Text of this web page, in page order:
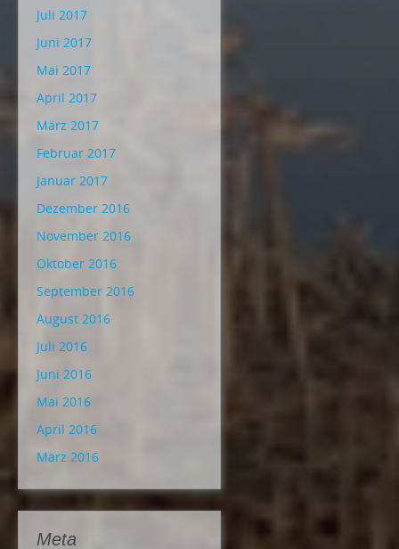
Juli 2017
Juni 2017
Mai 2017
April 2017
März 2017
Februar 2017
Januar 2017
Dezember 2016
November 2016
Oktober 2016
September 2016
August 2016
Juli 2016
Juni 2016
Mai 2016
April 2016
März 2016
Meta